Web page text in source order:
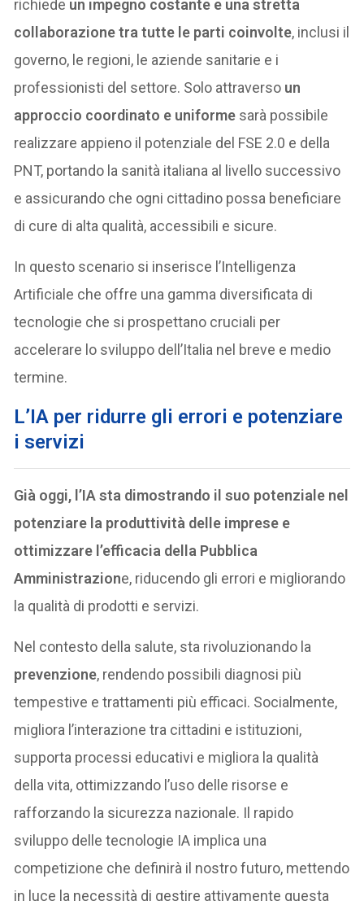
richiede un impegno costante e una stretta
collaborazione tra tutte le parti coinvolte, inclusi il
governo, le regioni, le aziende sanitarie e i
professionisti del settore. Solo attraverso un
approccio coordinato e uniforme sarà possibile
realizzare appieno il potenziale del FSE 2.0 e della
PNT, portando la sanità italiana al livello successivo
e assicurando che ogni cittadino possa beneficiare
di cure di alta qualità, accessibili e sicure.
In questo scenario si inserisce l’Intelligenza
Artificiale che offre una gamma diversificata di
tecnologie che si prospettano cruciali per
accelerare lo sviluppo dell’Italia nel breve e medio
termine.
L’IA per ridurre gli errori e potenziare
i servizi
Già oggi, l’IA sta dimostrando il suo potenziale nel
potenziare la produttività delle imprese e
ottimizzare l’efficacia della Pubblica
Amministrazione, riducendo gli errori e migliorando
la qualità di prodotti e servizi.
Nel contesto della salute, sta rivoluzionando la
prevenzione, rendendo possibili diagnosi più
tempestive e trattamenti più efficaci. Socialmente,
migliora l’interazione tra cittadini e istituzioni,
supporta processi educativi e migliora la qualità
della vita, ottimizzando l’uso delle risorse e
rafforzando la sicurezza nazionale. Il rapido
sviluppo delle tecnologie IA implica una
competizione che definirà il nostro futuro, mettendo
in luce la necessità di gestire attivamente questa